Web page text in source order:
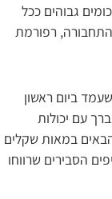
גבוהים ככל
רפורמת
שעמד ביום ראשון
עם יכולות
במאות שקלים
הסבירים שרווחו